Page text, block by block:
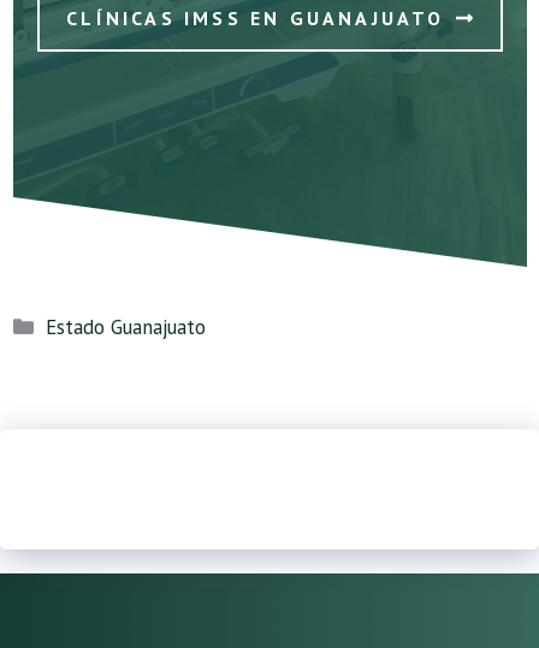
CLÍNICAS IMSS EN GUANAJUATO
Categorías
Estado Guanajuato